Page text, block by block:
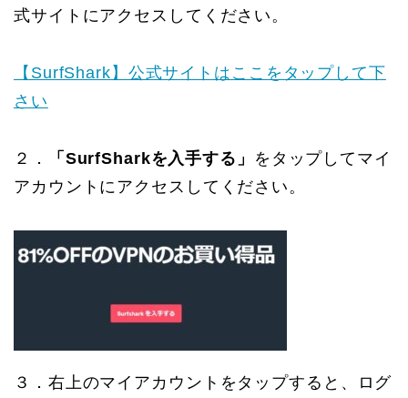
式サイトにアクセスしてください。
【SurfShark】公式サイトはここをタップして下
さい
２． 「SurfSharkを入手する」
をタップしてマイ
アカウントにアクセスしてください。
３．右上のマイアカウントをタップすると、ログ